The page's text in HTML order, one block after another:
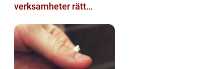
verksamheter rätt
värld